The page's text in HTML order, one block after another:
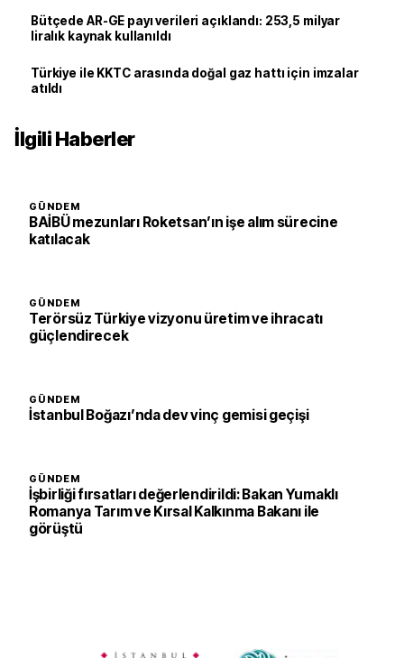
Bütçede AR-GE payı verileri açıklandı: 253,5 milyar
liralık kaynak kullanıldı
Türkiye ile KKTC arasında doğal gaz hattı için imzalar
atıldı
İlgili Haberler
GÜNDEM
BAİBÜ mezunları Roketsan’ın işe alım sürecine
katılacak
GÜNDEM
Terörsüz Türkiye vizyonu üretim ve ihracatı
güçlendirecek
GÜNDEM
İstanbul Boğazı’nda dev vinç gemisi geçişi
GÜNDEM
İşbirliği fırsatları değerlendirildi: Bakan Yumaklı
Romanya Tarım ve Kırsal Kalkınma Bakanı ile
görüştü